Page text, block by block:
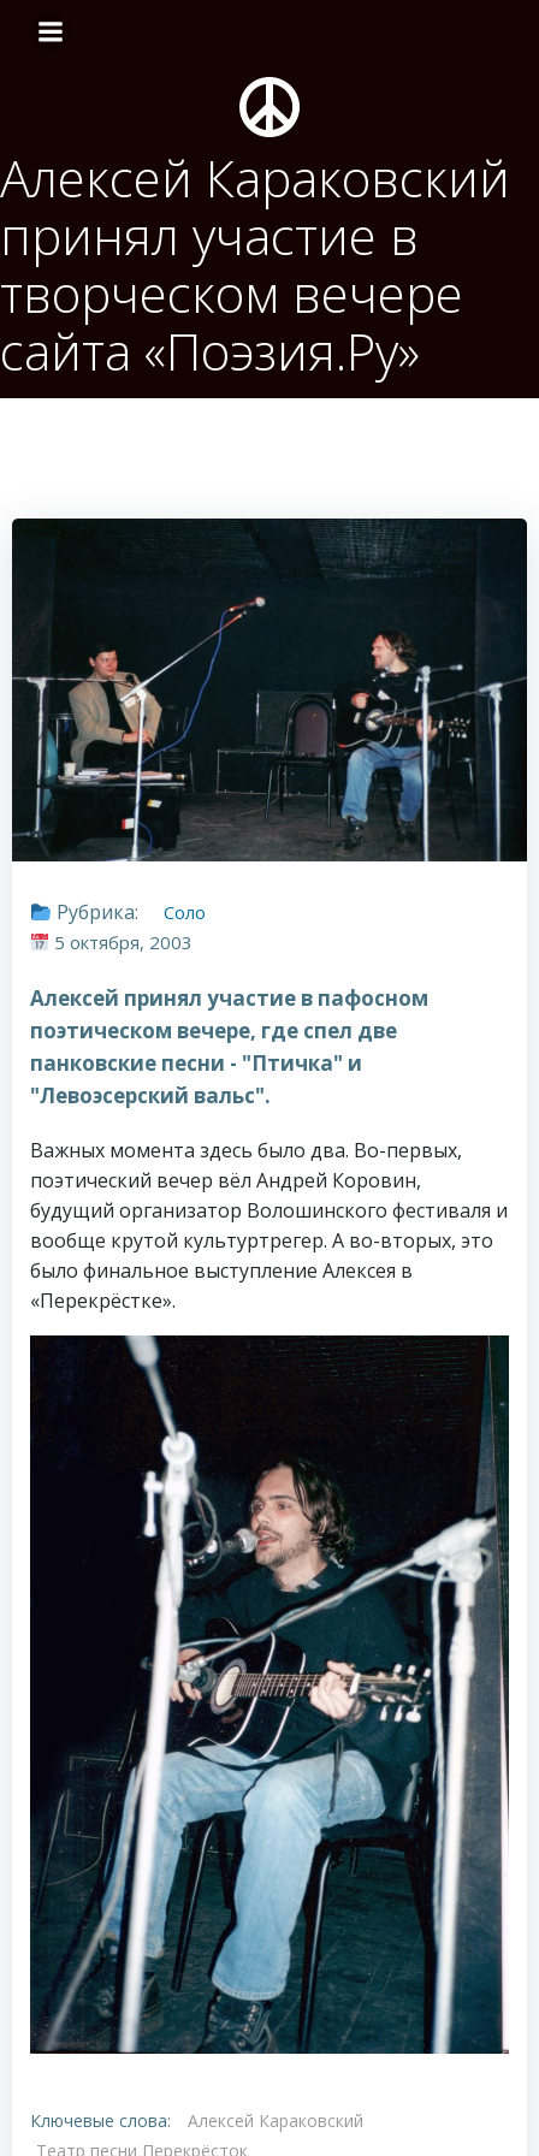
содержимому
Алексей Караковский
принял участие в
творческом вечере
сайта «Поэзия.Ру»
Рубрика:
Соло
5 октября, 2003
Алексей принял участие в пафосном
поэтическом вечере, где спел две
панковские песни - "Птичка" и
"Левоэсерский вальс".
Важных момента здесь было два. Во-первых,
поэтический вечер вёл Андрей Коровин,
будущий организатор Волошинского фестиваля и
вообще крутой культуртрегер. А во-вторых, это
было финальное выступление Алексея в
«Перекрёстке».
Ключевые слова:
Алексей Караковский
Театр песни Перекрёсток